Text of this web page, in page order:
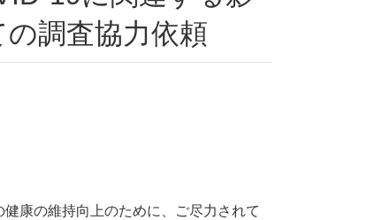
調査協力依頼
康の維持向上のために、ご尽力されて